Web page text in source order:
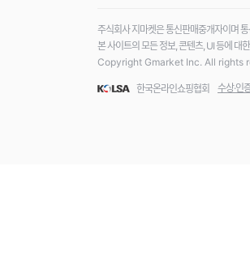
주식회사 지마켓은 통신판매중개자이며
본 사이트의 모든 정보, 콘텐츠, UI 등에 대
Copyright Gmarket Inc. All rights
한국온라인쇼핑협회 수상·인